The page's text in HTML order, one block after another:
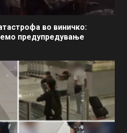
во виничко:
предупредување